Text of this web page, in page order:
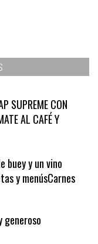
SUPREME CON
AL CAFÉ Y
buey y un vino
y menúsCarnes
generoso